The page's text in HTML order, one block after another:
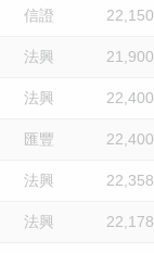
信證 22,150
法興 21,900
法興 22,400
匯豐 22,400
法興 22,358
法興 22,178